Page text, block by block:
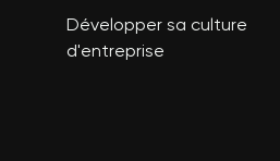
Développer sa culture
d'entreprise